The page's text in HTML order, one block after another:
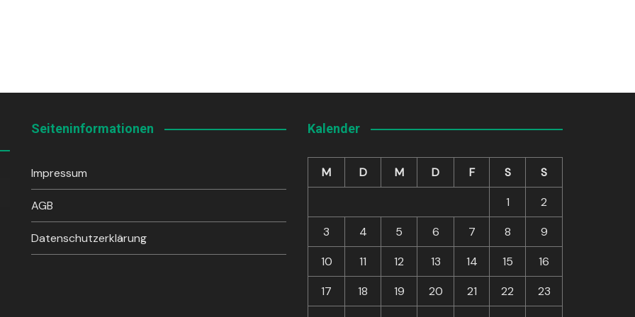
Seiteninformationen
Impressum
AGB
Datenschutzerklärung
Kalender
M D M D F S
S
1
2
3
4 5 6 7 8
9
10
11 12 13 14 15
16
17
18 19 20 21 22
23